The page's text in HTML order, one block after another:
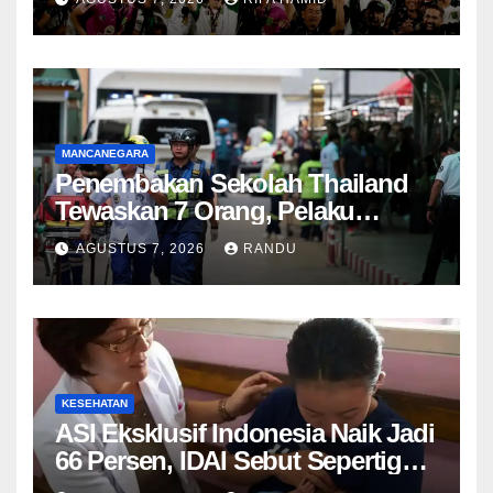
MANCANEGARA
Penembakan Sekolah Thailand
Tewaskan 7 Orang, Pelaku
Remaja 14 Tahun Diduga Bunuh
Diri
AGUSTUS 7, 2026 RANDU
KESEHATAN
ASI Eksklusif Indonesia Naik Jadi
66 Persen, IDAI Sebut Sepertiga